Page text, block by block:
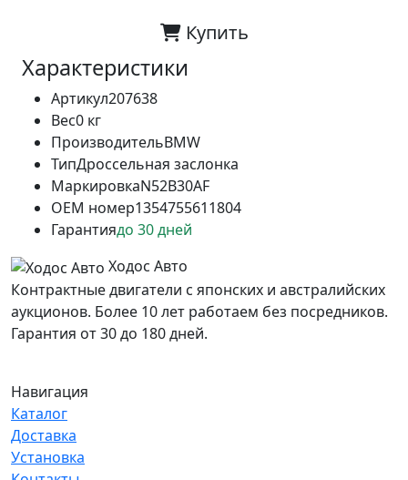
Купить
Характеристики
Артикул207638
Вес0 кг
ПроизводительBMW
ТипДроссельная заслонка
МаркировкаN52B30AF
OEM номер1354755611804
Гарантиядо 30 дней
Ходос Авто
Контрактные двигатели с японских и австралийских
аукционов. Более 10 лет работаем без посредников.
Гарантия от 30 до 180 дней.
Навигация
Каталог
Доставка
Установка